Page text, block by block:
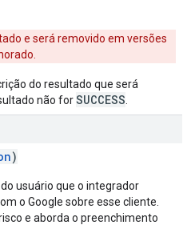
e será removido em versões
do resultado que será
não forSUCCESS
)
usuário que o integrador
o Google sobre esse cliente.
e aborda o preenchimento